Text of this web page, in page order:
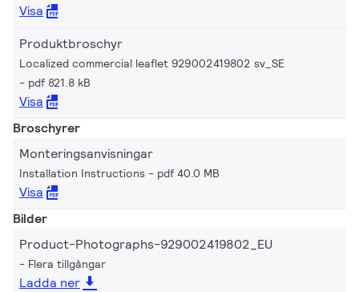
Visa
Produktbroschyr
Localized commercial leaflet 929002419802 sv_SE
pdf 821.8 kB
Visa
Broschyrer
Monteringsanvisningar
Installation Instructions pdf 40.0 MB
Visa
Bilder
Product-Photographs-929002419802_EU
Flera tillgångar
Ladda ner